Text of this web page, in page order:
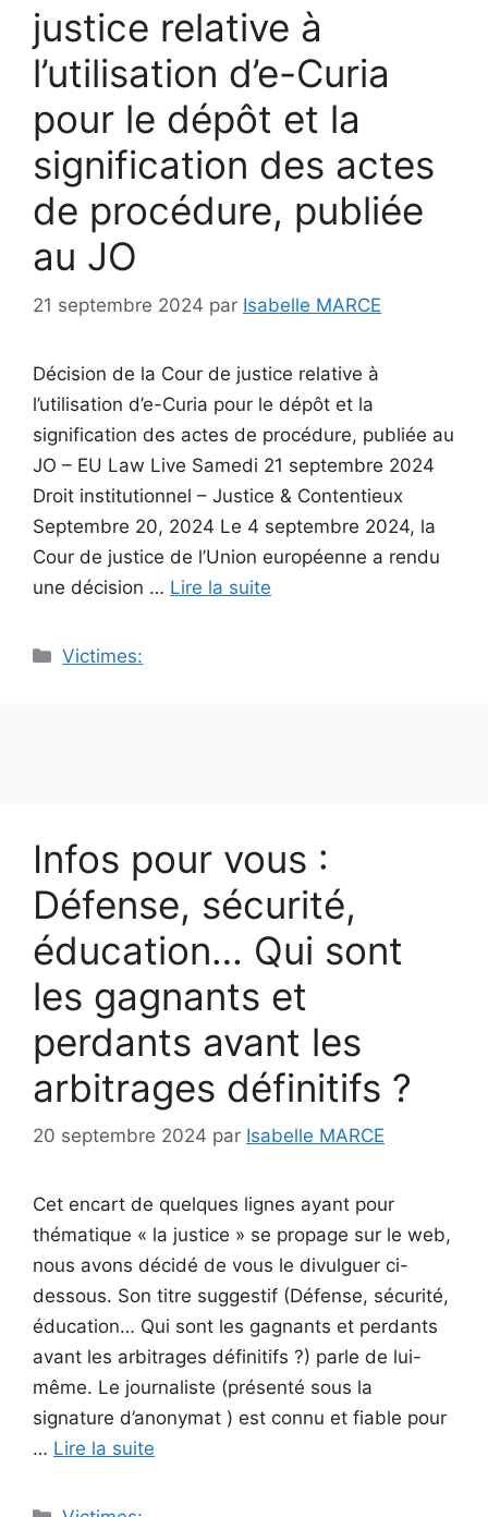
justice relative à
l’utilisation d’e-Curia
pour le dépôt et la
signification des actes
de procédure, publiée
au JO
21 septembre 2024 par Isabelle MARCE
Décision de la Cour de justice relative à
l’utilisation d’e-Curia pour le dépôt et la
signification des actes de procédure, publiée au
JO – EU Law Live Samedi 21 septembre 2024
Droit institutionnel – Justice & Contentieux
Septembre 20, 2024 Le 4 septembre 2024, la
Cour de justice de l’Union européenne a rendu
une décision … Lire la suite
Catégories
Victimes:
Infos pour vous :
Défense, sécurité,
éducation… Qui sont
les gagnants et
perdants avant les
arbitrages définitifs ?
20 septembre 2024 par Isabelle MARCE
Cet encart de quelques lignes ayant pour
thématique « la justice » se propage sur le web,
nous avons décidé de vous le divulguer ci-
dessous. Son titre suggestif (Défense, sécurité,
éducation… Qui sont les gagnants et perdants
avant les arbitrages définitifs ?) parle de lui-
même. Le journaliste (présenté sous la
signature d’anonymat ) est connu et fiable pour
… Lire la suite
Catégories